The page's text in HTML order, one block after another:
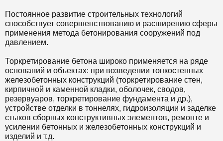
Постоянное развитие строительных технологий
способствует совершенствованию и расширению сферы
применения метода бетонирования сооружений под
давлением.
Торкретирование бетона широко применяется на ряде
оснований и объектах: при возведении тонкостенных
железобетонных конструкций (торкретирование стен,
кирпичной и каменной кладки, оболочек, сводов,
резервуаров, торкретирование фундамента и др.),
устройстве отделки в тоннелях, гидроизоляции и заделке
стыков сборных конструктивных элементов, ремонте и
усилении бетонных и железобетонных конструкций и
изделий и т.д.